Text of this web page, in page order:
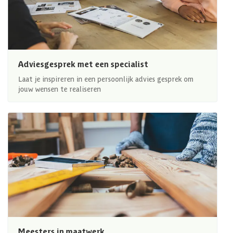
Adviesgesprek met een specialist
Laat je inspireren in een persoonlijk advies gesprek om
jouw wensen te realiseren
Meesters in maatwerk